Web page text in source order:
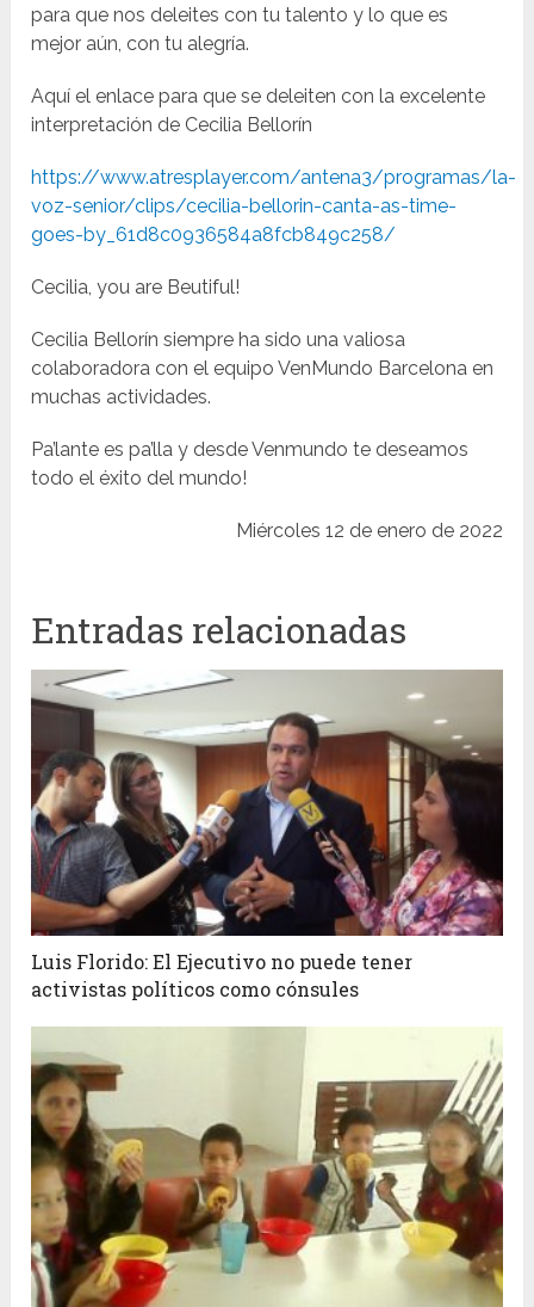
para que nos deleites con tu talento y lo que es
mejor aún, con tu alegría.
Aquí el enlace para que se deleiten con la excelente
interpretación de Cecilia Bellorín
https://www.atresplayer.com/antena3/programas/la-
voz-senior/clips/cecilia-bellorin-canta-as-time-
goes-by_61d8c0936584a8fcb849c258/
Cecilia, you are Beutiful!
Cecilia Bellorín siempre ha sido una valiosa
colaboradora con el equipo VenMundo Barcelona en
muchas actividades.
Pa’lante es pa’lla y desde Venmundo te deseamos
todo el éxito del mundo!
Miércoles 12 de enero de 2022
Entradas relacionadas
Luis Florido: El Ejecutivo no puede tener
activistas políticos como cónsules